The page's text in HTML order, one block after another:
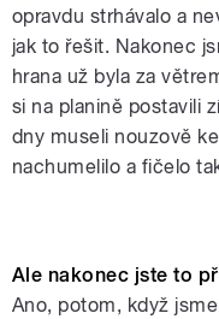
opravdu strhávalo a
jak to řešit. Nakonec
hrana už byla za
si na planině postavili
dny museli nouzově
nachumelilo a fičelo
výšek, ale
Ale nakonec jste to
Ano, potom, když